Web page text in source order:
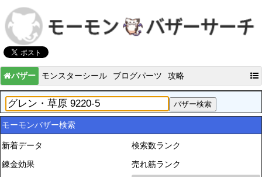
バザー モンスターシール ブログパーツ 攻略
モーモンバザー検索
新着データ
錬金効果
検索数ランク
売れ筋ランク